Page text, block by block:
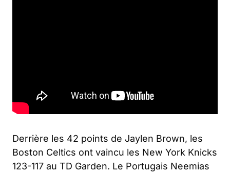
Derrière les 42 points de Jaylen Brown, les
Boston Celtics ont vaincu les New York Knicks
123-117 au TD Garden. Le Portugais Neemias